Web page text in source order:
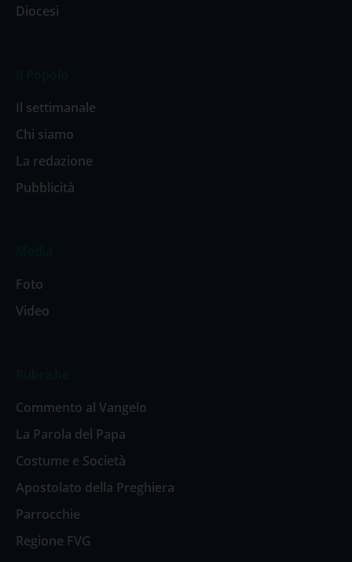
Diocesi
Il settimanale
Chi siamo
La redazione
Pubblicità
Foto
Video
Commento al Vangelo
La Parola del Papa
Costume e Società
Apostolato della Preghiera
Parrocchie
Regione FVG